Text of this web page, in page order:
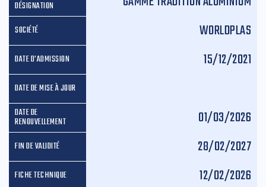
WORLDPLAS
15/12/2021
01/03/2026
28/02/2027
12/02/2026